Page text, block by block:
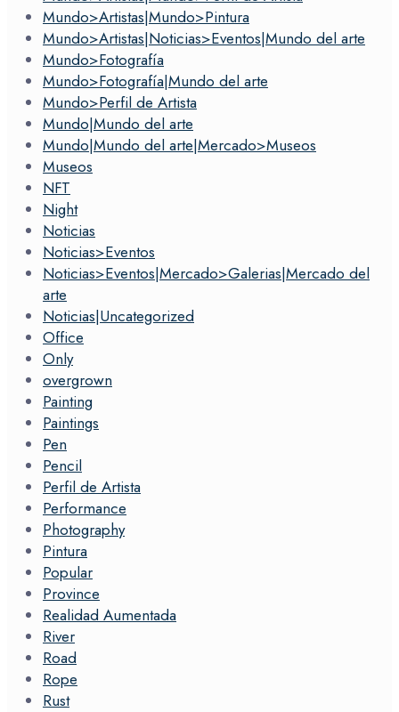
Mundo>Artistas|Mundo>Pintura
Mundo>Artistas|Noticias>Eventos|Mundo del arte
Mundo>Fotografía
Mundo>Fotografía|Mundo del arte
Mundo>Perfil de Artista
Mundo|Mundo del arte
Mundo|Mundo del arte|Mercado>Museos
Museos
NFT
Night
Noticias
Noticias>Eventos
Noticias>Eventos|Mercado>Galerias|Mercado del
arte
Noticias|Uncategorized
Office
Only
overgrown
Painting
Paintings
Pen
Pencil
Perfil de Artista
Performance
Photography
Pintura
Popular
Province
Realidad Aumentada
River
Road
Rope
Rust